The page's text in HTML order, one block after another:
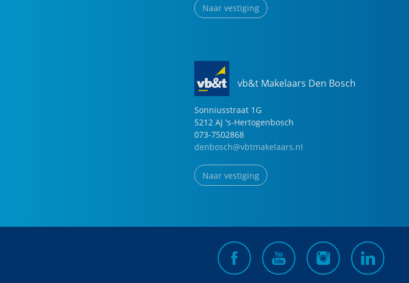
Naar vestiging
vb&t Makelaars Den Bosch
Sonniusstraat 1G
5212 AJ 's-Hertogenbosch
073-7502868
denbosch@vbtmakelaars.nl
Naar vestiging